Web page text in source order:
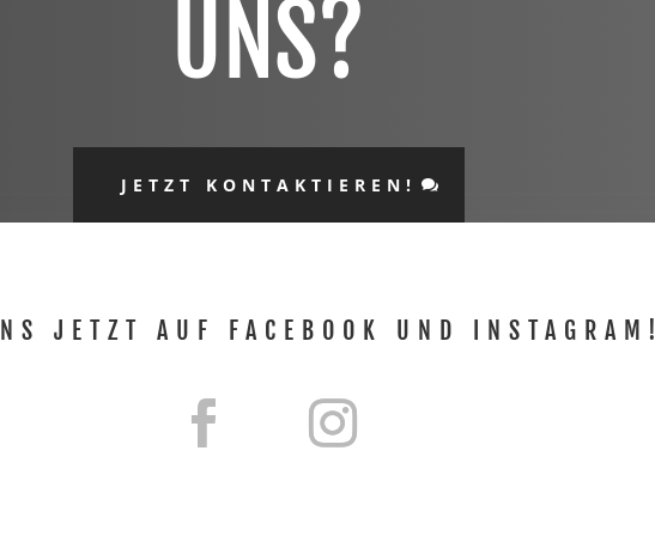
UNS?
JETZT KONTAKTIEREN!
JETZT AUF FACEBOOK UND INSTAGRAM!